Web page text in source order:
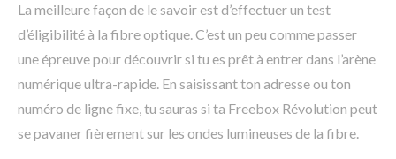
La meilleure façon de le savoir est d’effectuer un test
d’éligibilité à la fibre optique. C’est un peu comme passer
une épreuve pour découvrir si tu es prêt à entrer dans l’arène
numérique ultra-rapide. En saisissant ton adresse ou ton
numéro de ligne fixe, tu sauras si ta Freebox Révolution peut
se pavaner fièrement sur les ondes lumineuses de la fibre.